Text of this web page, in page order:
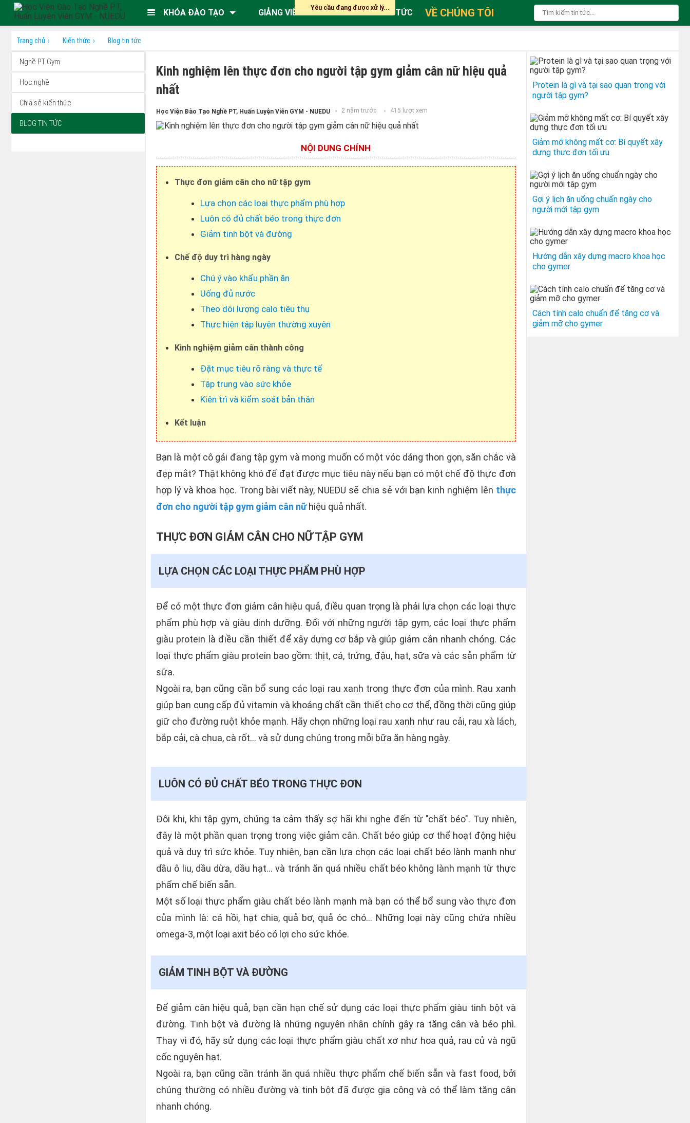
KHÓA ĐÀO TẠO GIẢNG VIÊN ĐĂNG KÝ TIN TỨC VỀ CHÚNG TÔI
Trang chủ Kiến thức Blog tin tức
Nghề PT Gym
Học nghề
Chia sẻ kiến thức
BLOG TIN TỨC
Kinh nghiệm lên thực đơn cho người tập gym giảm cân nữ hiệu quả
nhất
Học Viện Đào Tạo Nghề PT, Huấn Luyện Viên GYM - NUEDU 2 năm trước 415 lượt xem
NỘI DUNG CHÍNH
Thực đơn giảm cân cho nữ tập gym
Lựa chọn các loại thực phẩm phù hợp
Luôn có đủ chất béo trong thực đơn
Giảm tinh bột và đường
Chế độ duy trì hàng ngày
Chú ý vào khẩu phần ăn
Uống đủ nước
Theo dõi lượng calo tiêu thụ
Thực hiện tập luyện thường xuyên
Kinh nghiệm giảm cân thành công
Đặt mục tiêu rõ ràng và thực tế
Tập trung vào sức khỏe
Kiên trì và kiểm soát bản thân
Kết luận
Bạn là một cô gái đang tập gym và mong muốn có một vóc dáng thon gọn, săn chắc và
đẹp mắt? Thật không khó để đạt được mục tiêu này nếu bạn có một chế độ thực đơn
hợp lý và khoa học. Trong bài viết này, NUEDU sẽ chia sẻ với bạn kinh nghiệm lên thực
đơn cho người tập gym giảm cân nữhiệu quả nhất.
THỰC ĐƠN GIẢM CÂN CHO NỮ TẬP GYM
LỰA CHỌN CÁC LOẠI THỰC PHẨM PHÙ HỢP
Để có một thực đơn giảm cân hiệu quả, điều quan trọng là phải lựa chọn các loại thực
phẩm phù hợp và giàu dinh dưỡng. Đối với những người tập gym, các loại thực phẩm
giàu protein là điều cần thiết để xây dựng cơ bắp và giúp giảm cân nhanh chóng. Các
loại thực phẩm giàu protein bao gồm: thịt, cá, trứng, đậu, hạt, sữa và các sản phẩm từ
sữa.
Ngoài ra, bạn cũng cần bổ sung các loại rau xanh trong thực đơn của mình. Rau xanh
giúp bạn cung cấp đủ vitamin và khoáng chất cần thiết cho cơ thể, đồng thời cũng giúp
giữ cho đường ruột khỏe mạnh. Hãy chọn những loại rau xanh như rau cải, rau xà lách,
bắp cải, cà chua, cà rốt... và sử dụng chúng trong mỗi bữa ăn hàng ngày.
LUÔN CÓ ĐỦ CHẤT BÉO TRONG THỰC ĐƠN
Đôi khi, khi tập gym, chúng ta cảm thấy sợ hãi khi nghe đến từ "chất béo". Tuy nhiên,
đây là một phần quan trọng trong việc giảm cân. Chất béo giúp cơ thể hoạt động hiệu
quả và duy trì sức khỏe. Tuy nhiên, bạn cần lựa chọn các loại chất béo lành mạnh như
dầu ô liu, dầu dừa, dầu hạt... và tránh ăn quá nhiều chất béo không lành mạnh từ thực
phẩm chế biến sẵn.
Một số loại thực phẩm giàu chất béo lành mạnh mà bạn có thể bổ sung vào thực đơn
của mình là: cá hồi, hạt chia, quả bơ, quả óc chó... Những loại này cũng chứa nhiều
omega-3, một loại axit béo có lợi cho sức khỏe.
GIẢM TINH BỘT VÀ ĐƯỜNG
Để giảm cân hiệu quả, bạn cần hạn chế sử dụng các loại thực phẩm giàu tinh bột và
đường. Tinh bột và đường là những nguyên nhân chính gây ra tăng cân và béo phì.
Thay vì đó, hãy sử dụng các loại thực phẩm giàu chất xơ như hoa quả, rau củ và ngũ
cốc nguyên hạt.
Ngoài ra, bạn cũng cần tránh ăn quá nhiều thực phẩm chế biến sẵn và fast food, bởi
chúng thường có nhiều đường và tinh bột đã được gia công và có thể làm tăng cân
nhanh chóng.
Protein là gì và tại sao quan trọng với
người tập gym?
Giảm mỡ không mất cơ: Bí quyết xây
dựng thực đơn tối ưu
Gợi ý lịch ăn uống chuẩn ngày cho
người mới tập gym
Hướng dẫn xây dựng macro khoa học
cho gymer
Cách tính calo chuẩn để tăng cơ và
giảm mỡ cho gymer
Yêu cầu đang được xử lý...